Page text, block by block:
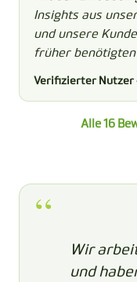
Insights aus
und unsere
früher benötigten
Verifizierter Nutzer
Alle 16
Wir
und